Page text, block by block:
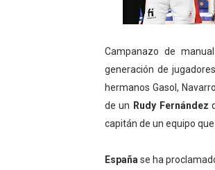
AEW -
Tour
Copa
Campanazo de
generación de
hermanos Gasol,
de un Rudy Fernández
capitán de un equipo
España se ha